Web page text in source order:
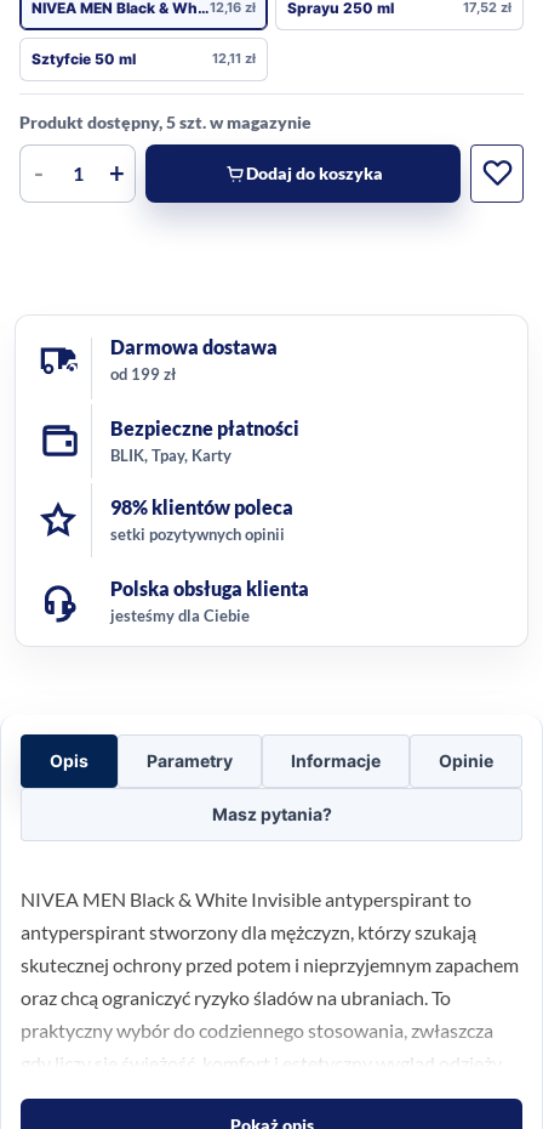
NIVEA MEN Black & White Invisible12,16 zł Sprayu 250 ml 17,52 zł
Sztyfcie 50 ml 12,11 zł
Produkt dostępny, 5 szt. w magazynie
- + Dodaj do koszyka
Darmowa dostawa
od 199 zł
Bezpieczne płatności
BLIK, Tpay, Karty
98% klientów poleca
setki pozytywnych opinii
Polska obsługa klienta
jesteśmy dla Ciebie
Opis Parametry Informacje Opinie
Masz pytania?
NIVEA MEN Black & White Invisible antyperspirant to
antyperspirant stworzony dla mężczyzn, którzy szukają
skutecznej ochrony przed potem i nieprzyjemnym zapachem
oraz chcą ograniczyć ryzyko śladów na ubraniach. To
praktyczny wybór do codziennego stosowania, zwłaszcza
gdy liczy się świeżość, komfort i estetyczny wygląd odzieży.
Ochrona 5w1 na co dzień
Pokaż opis